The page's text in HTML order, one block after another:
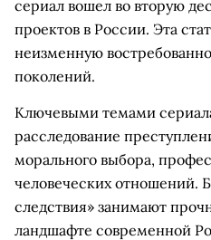
сериал вошел во вторую
проектов в России. Эта
неизменную
поколений.
Ключевыми темами
расследование
морального выбора,
человеческих отношений.
следствия» занимают
ландшафте современной